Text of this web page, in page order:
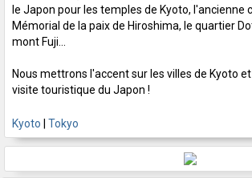
le Japon pour les temples de Kyoto, l'ancienne
Mémorial de la paix de Hiroshima, le quartier
mont Fuji...
Nous mettrons l'accent sur les villes de Kyoto
visite touristique du Japon !
Kyoto Tokyo